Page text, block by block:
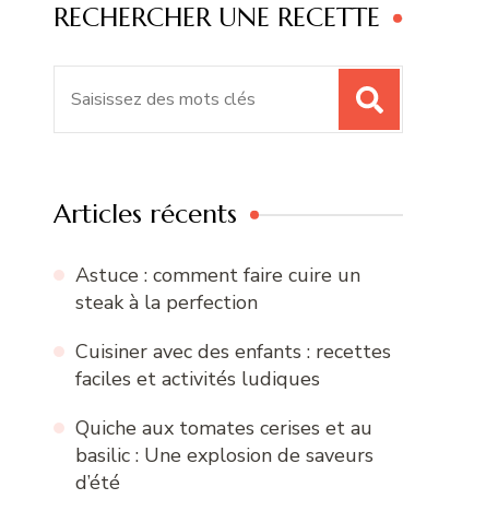
RECHERCHER UNE RECETTE
Articles récents
Astuce : comment faire cuire un
steak à la perfection
Cuisiner avec des enfants : recettes
faciles et activités ludiques
Quiche aux tomates cerises et au
basilic : Une explosion de saveurs
d’été